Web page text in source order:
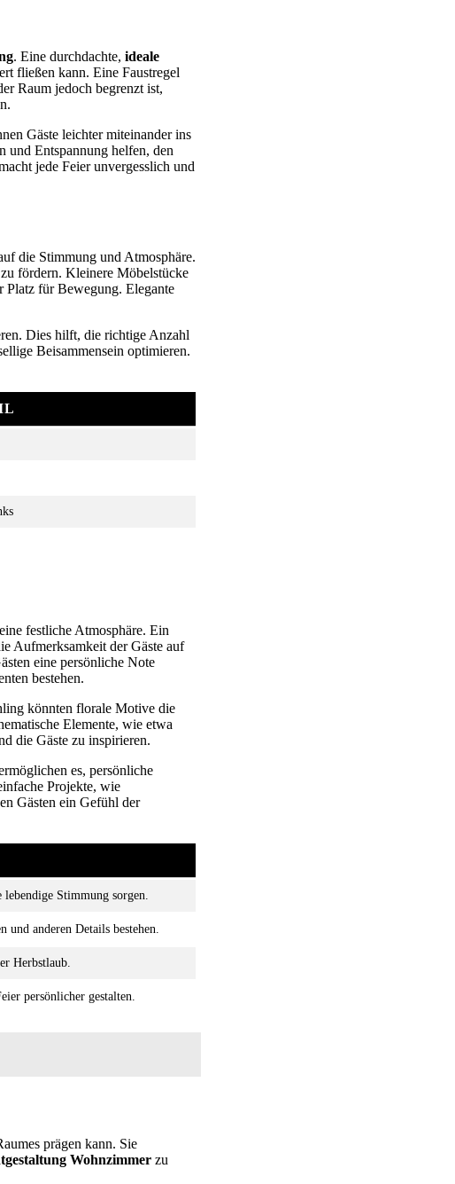
. Eine durchdachte, ideale
fließen kann. Eine Faustregel
Raum jedoch begrenzt ist,
Gäste leichter miteinander ins
und Entspannung helfen, den
jede Feier unvergesslich und
die Stimmung und Atmosphäre.
fördern. Kleinere Möbelstücke
Platz für Bewegung. Elegante
Dies hilft, die richtige Anzahl
Beisammensein optimieren.
festliche Atmosphäre. Ein
Aufmerksamkeit der Gäste auf
eine persönliche Note
bestehen.
könnten florale Motive die
Elemente, wie etwa
die Gäste zu inspirieren.
es, persönliche
Projekte, wie
Gästen ein Gefühl der
Stimmung sorgen.
anderen Details bestehen.
Herbstlaub.
persönlicher gestalten.
prägen kann. Sie
Wohnzimmer zu